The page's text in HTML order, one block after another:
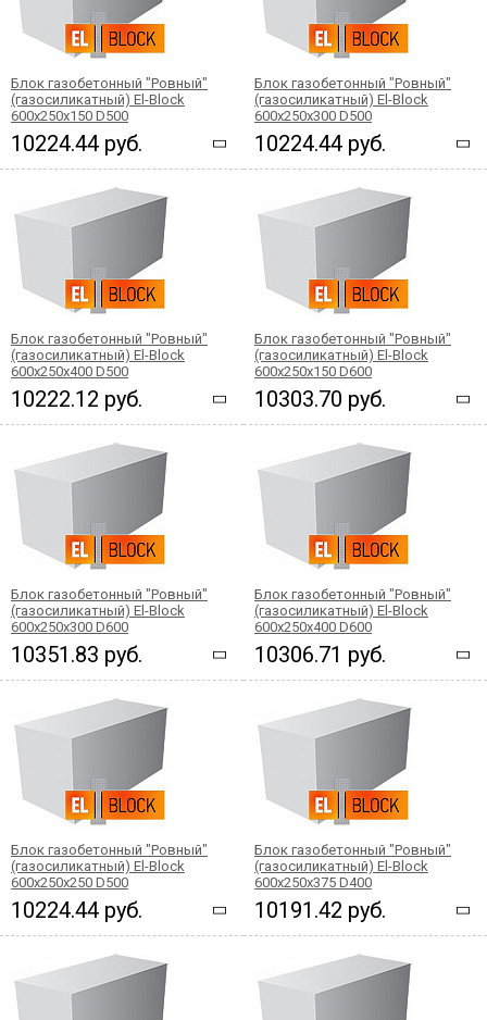
Блок газобетонный "Ровный"
(газосиликатный) El-Block
600х250х150 D500
10224.44 руб.
Блок газобетонный "Ровный"
(газосиликатный) El-Block
600х250х300 D500
10224.44 руб.
Блок газобетонный "Ровный"
(газосиликатный) El-Block
600х250х400 D500
10222.12 руб.
Блок газобетонный "Ровный"
(газосиликатный) El-Block
600х250х150 D600
10303.70 руб.
Блок газобетонный "Ровный"
(газосиликатный) El-Block
600х250х300 D600
10351.83 руб.
Блок газобетонный "Ровный"
(газосиликатный) El-Block
600х250х400 D600
10306.71 руб.
Блок газобетонный "Ровный"
(газосиликатный) El-Block
600х250х250 D500
10224.44 руб.
Блок газобетонный "Ровный"
(газосиликатный) El-Block
600х250х375 D400
10191.42 руб.